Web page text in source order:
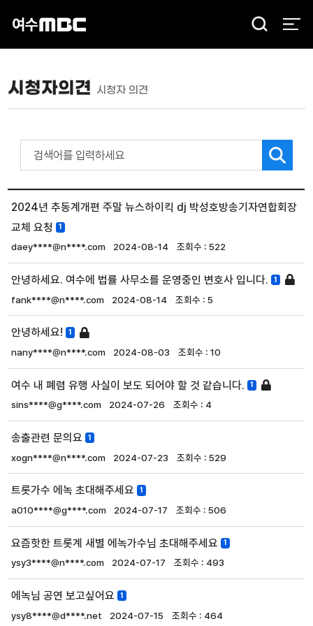
검
시청자의견 시청자 의견
2024년 추동계개편 주말 뉴스하이킥 dj 박성호방송기자연합회장
교체 요청
1
daey****@n****.com 2024-08-14 522
안녕하세요. 여수에 법률 사무소를 운영중인 변호사 입니다. 1
fank****@n****.com 2024-08-14 5
안녕하세요! 1
nany****@n****.com 2024-08-03 10
여수 내 폐렴 유행 사실이 보도 되어야 할 것 같습니다. 1
sins****@g****.com 2024-07-26 4
송출관련 문의요 1
xogn****@n****.com 2024-07-23 529
트롯가수 에녹 초대해주세요 1
a010****@g****.com 2024-07-17 506
요즘핫한 트롯계 새별 에녹가수님 초대해주세요 1
ysy3****@n****.com 2024-07-17 493
에녹님 공연 보고싶어요 1
ysy8****@d****.net 2024-07-15 464